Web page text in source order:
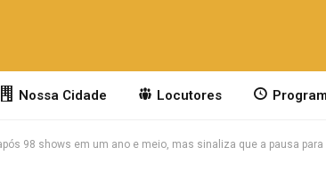
Nossa Cidade Locutores
98 shows em um ano e meio, mas sinaliza que a pausa